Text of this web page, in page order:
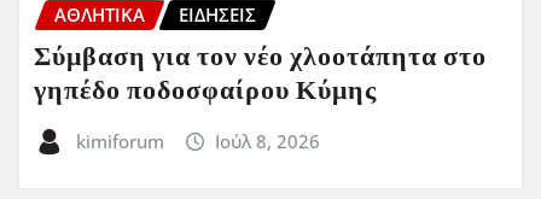
ΑΘΛΗΤΙΚΑ ΕΙΔΗΣΕΙΣ
Σύμβαση για τον νέο χλοοτάπητα στο
γηπέδο ποδοσφαίρου Κύμης
kimiforum Ιούλ 8, 2026